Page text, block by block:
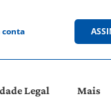
Legal Mais